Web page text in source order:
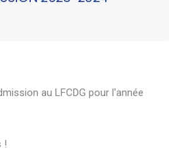
au LFCDG pour l'année
!